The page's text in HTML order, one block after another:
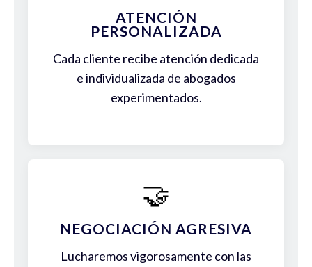
ATENCIÓN
PERSONALIZADA
Cada cliente recibe atención dedicada
e individualizada de abogados
experimentados.
🤝
NEGOCIACIÓN AGRESIVA
Lucharemos vigorosamente con las